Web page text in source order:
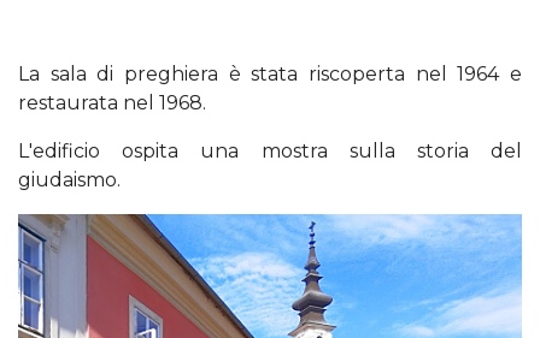
La sala di preghiera è stata riscoperta nel 1964 e
restaurata nel 1968.
L'edificio ospita una mostra sulla storia del
giudaismo.